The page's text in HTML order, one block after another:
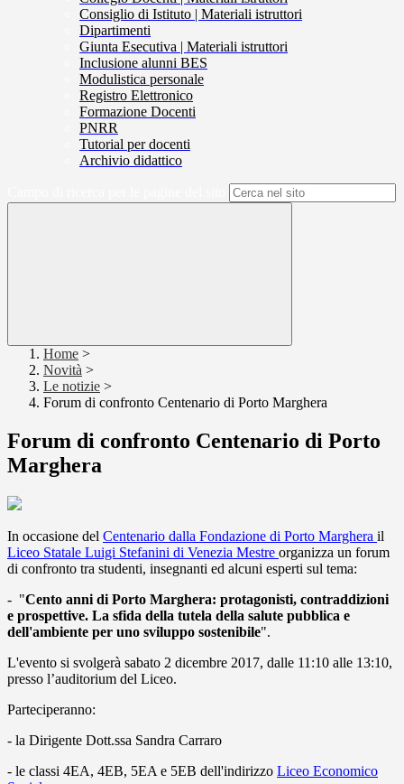
Consiglio di Istituto | Materiali istruttori
Dipartimenti
Giunta Esecutiva | Materiali istruttori
Inclusione alunni BES
Modulistica personale
Registro Elettronico
Formazione Docenti
PNRR
Tutorial per docenti
Archivio didattico
Home >
Novità >
Le notizie >
Forum di confronto Centenario di Porto Marghera
Forum di confronto Centenario di Porto
Marghera
In occasione del Centenario dalla Fondazione di Porto Marghera il
Liceo Statale Luigi Stefanini di Venezia Mestre organizza un forum
di confronto tra studenti, insegnanti ed alcuni esperti sul tema:
- "Cento anni di Porto Marghera: protagonisti, contraddizioni
e prospettive. La sfida della tutela della salute pubblica e
dell'ambiente per uno sviluppo sostenibile".
L'evento si svolgerà sabato 2 dicembre 2017, dalle 11:10 alle 13:10,
presso l’auditorium del Liceo.
Parteciperanno:
- la Dirigente Dott.ssa Sandra Carraro
- le classi 4EA, 4EB, 5EA e 5EB dell'indirizzo Liceo Economico